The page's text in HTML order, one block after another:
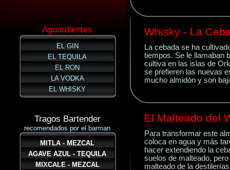
Aguardientes
EL GIN
EL TEQUILA
EL RON
LA VODKA
EL WHISKY
Tragos Bartender
recomendados por el barman
MITLA - MEZCAL
AGAVE AZUL - TEQUILA
MIXCALE - MEZCAL
Whisky - La
La cebada se ha
tiempos. Se le llamaban
cultiva en las islas de
se prefieren las nuevas
mucho almidón y son
El Malteado del
Para transformar este
coloca en agua y más
hacer extendiendo la
suelos de malteado,
malteado de la